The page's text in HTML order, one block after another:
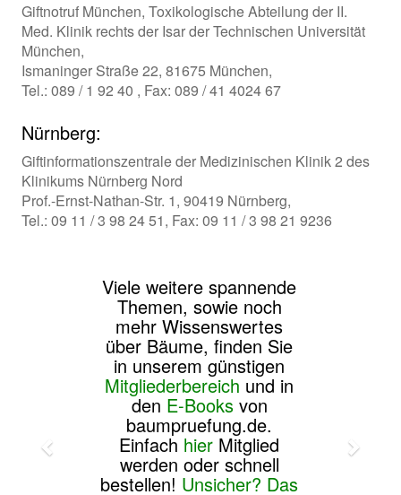
Giftnotruf München, Toxikologische Abteilung der II.
Med. Klinik rechts der Isar der Technischen Universität
München,
Ismaninger Straße 22, 81675 München,
Tel.: 089 / 1 92 40 , Fax: 089 / 41 4024 67
Nürnberg:
Giftinformationszentrale der Medizinischen Klinik 2 des
Klinikums Nürnberg Nord
Prof.-Ernst-Nathan-Str. 1, 90419 Nürnberg,
Tel.: 09 11 / 3 98 24 51, Fax: 09 11 / 3 98 21 9236
Viele weitere spannende
Themen, sowie noch
mehr Wissenswertes
über Bäume, finden Sie
in unserem günstigen
Mitgliederbereich und in
den E-Booksvon
baumpruefung.de.
Einfach hier Mitglied
werden oder schnell
bestellen! Unsicher? Das